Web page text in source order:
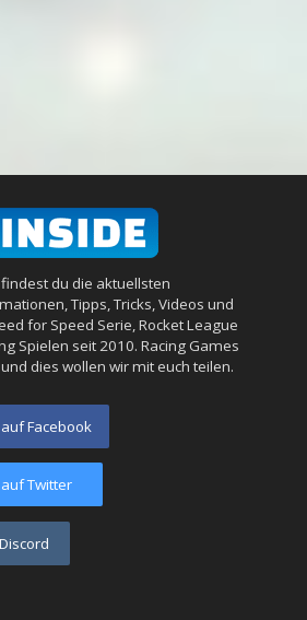
du die aktuellsten
Tipps, Tricks, Videos und
for Speed Serie, Rocket League
Spielen seit 2010. Racing Games
dies wollen wir mit euch teilen.
Facebook
Twitter